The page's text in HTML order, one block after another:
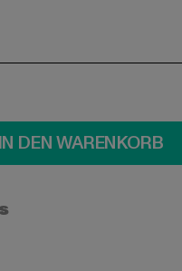
IN DEN WARENKORB